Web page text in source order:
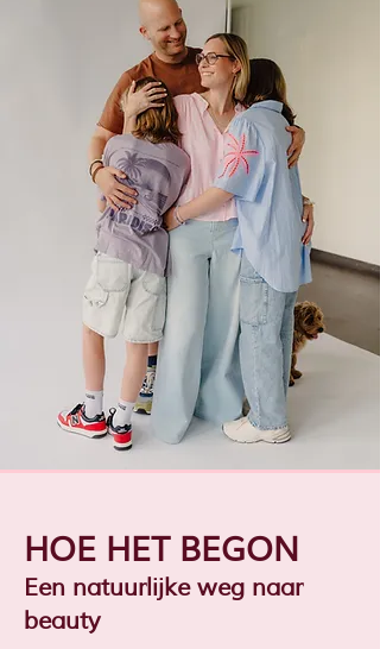
HOE HET BEGON
Een natuurlijke weg naar
beauty